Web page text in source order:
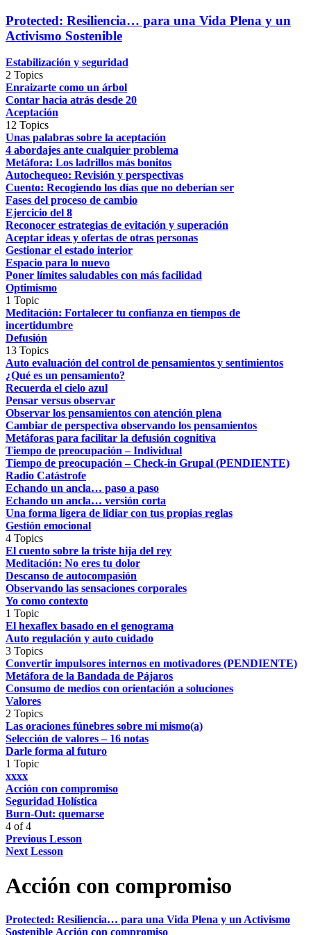
Protected: Resiliencia… para una Vida Plena y un
Activismo Sostenible
Estabilización y seguridad
2 Topics
Enraizarte como un árbol
Contar hacia atrás desde 20
Aceptación
12 Topics
Unas palabras sobre la aceptación
4 abordajes ante cualquier problema
Metáfora: Los ladrillos más bonitos
Autochequeo: Revisión y perspectivas
Cuento: Recogiendo los días que no deberían ser
Fases del proceso de cambio
Ejercicio del 8
Reconocer estrategias de evitación y superación
Aceptar ideas y ofertas de otras personas
Gestionar el estado interior
Espacio para lo nuevo
Poner límites saludables con más facilidad
Optimismo
1 Topic
Meditación: Fortalecer tu confianza en tiempos de
incertidumbre
Defusión
13 Topics
Auto evaluación del control de pensamientos y sentimientos
¿Qué es un pensamiento?
Recuerda el cielo azul
Pensar versus observar
Observar los pensamientos con atención plena
Cambiar de perspectiva observando los pensamientos
Metáforas para facilitar la defusión cognitiva
Tiempo de preocupación – Individual
Tiempo de preocupación – Check-in Grupal (PENDIENTE)
Radio Catástrofe
Echando un ancla… paso a paso
Echando un ancla… versión corta
Una forma ligera de lidiar con tus propias reglas
Gestión emocional
4 Topics
El cuento sobre la triste hija del rey
Meditación: No eres tu dolor
Descanso de autocompasión
Observando las sensaciones corporales
Yo como contexto
1 Topic
El hexaflex basado en el genograma
Auto regulación y auto cuidado
3 Topics
Convertir impulsores internos en motivadores (PENDIENTE)
Metáfora de la Bandada de Pájaros
Consumo de medios con orientación a soluciones
Valores
2 Topics
Las oraciones fúnebres sobre mi mismo(a)
Selección de valores – 16 notas
Darle forma al futuro
1 Topic
xxxx
Acción con compromiso
Seguridad Holística
Burn-Out: quemarse
4 of 4
Previous Lesson
Next Lesson
Acción con compromiso
Protected: Resiliencia… para una Vida Plena y un Activismo
Sostenible Acción con compromiso